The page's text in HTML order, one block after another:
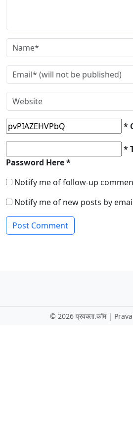
*
*
Password Here *
Notify me of follow-up
Notify me of new posts by
© 2026 प्रवक्ता.कॉम |